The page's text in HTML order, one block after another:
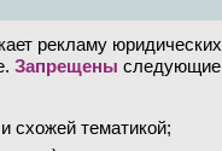
рекламу юридических
Запрещены следующие
схожей тематикой;